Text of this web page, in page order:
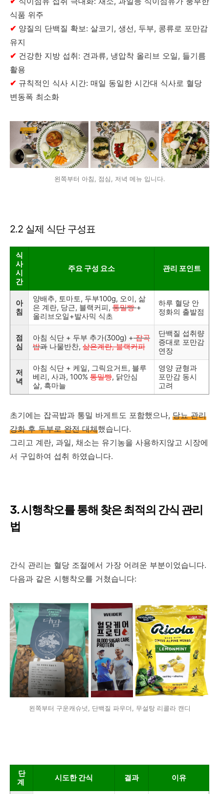
식품 위주
✔ 양질의 단백질 확보: 살코기, 생선, 두부, 콩류로 포만감
유지
✔ 건강한 지방 섭취: 견과류, 냉압착 올리브 오일, 들기름
활용
✔ 규칙적인 식사 시간: 매일 동일한 시간대 식사로 혈당
변동폭 최소화
왼쪽부터 아침, 점심, 저녁 메뉴 입니다.
2.2 실제 식단 구성표
식
사
시
간
주요 구성 요소 관리 포인트
아
침
양배추, 토마토, 두부100g, 오이, 삶
은 계란, 당근, 블랙커피, 통밀빵 +
올리브오일+발사믹 식초
하루 혈당 안
정화의 출발점
점
심
아침 식단 + 두부 추가(300g) + 잡곡
밥과 나물반찬, 삶은계란, 블랙커피
단백질 섭취량
증대로 포만감
연장
저
녁
아침 식단 + 케일, 그릭요거트, 블루
베리, 사과, 100% 통밀빵, 닭안심
살, 흑마늘
영양 균형과
포만감 동시
고려
초기에는 잡곡밥과 통밀 바게트도 포함했으나, 당뇨 관리
강화 후 두부로 완전 대체했습니다.
그리고 계란, 과일, 채소는 유기농을 사용하지않고 시장에
서 구입하여 섭취 하였습니다.
3. 시행착오를 통해 찾은 최적의 간식 관리
법
간식 관리는 혈당 조절에서 가장 어려운 부분이었습니다.
다음과 같은 시행착오를 거쳤습니다:
왼쪽부터 구운캐슈넛, 단백질 파우더, 무설탕 리콜라 캔디
단
계
시도한 간식 결과 이유